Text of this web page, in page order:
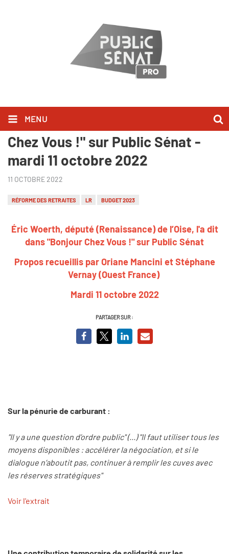
MENU
Éric Woerth l'a dit dans "Bonjour
Chez Vous !" sur Public Sénat -
mardi 11 octobre 2022
11 OCTOBRE 2022
RÉFORME DES RETRAITES LR BUDGET 2023
Éric Woerth, député (Renaissance) de l’Oise, l'a dit
dans "Bonjour Chez Vous !" sur Public Sénat
Propos recueillis par Oriane Mancini etStéphane
Vernay (Ouest France)
Mardi 11 octobre 2022
PARTAGER SUR :
Sur la pénurie de carburant :
"Il y a une question d’ordre public" (...) "Il faut utiliser tous les
moyens disponibles : accélérer la négociation, et si le
dialogue n’aboutit pas, continuer à remplir les cuves avec
les réserves stratégiques"
Voir l'extrait